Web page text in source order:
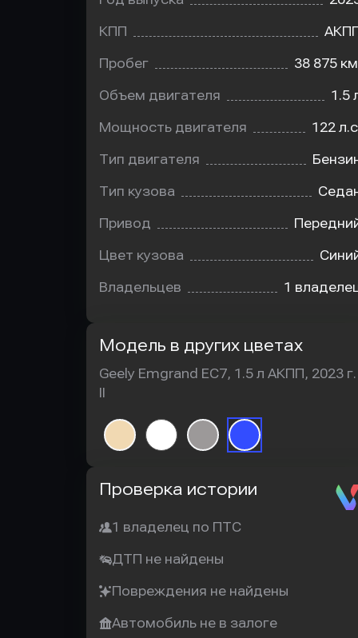
КПП
Пробег 38 875
Объем двигателя 1.5
Мощность двигателя 122
Тип двигателя
Тип кузова
Привод
Цвет кузова
Владельцев 1
Модель в других цветах
Geely Emgrand EC7, 1.5 л АКПП, 2023 г.
II
Проверка истории
1 владелец по ПТС
ДТП не найдены
Повреждения не найдены
Автомобиль не в залоге